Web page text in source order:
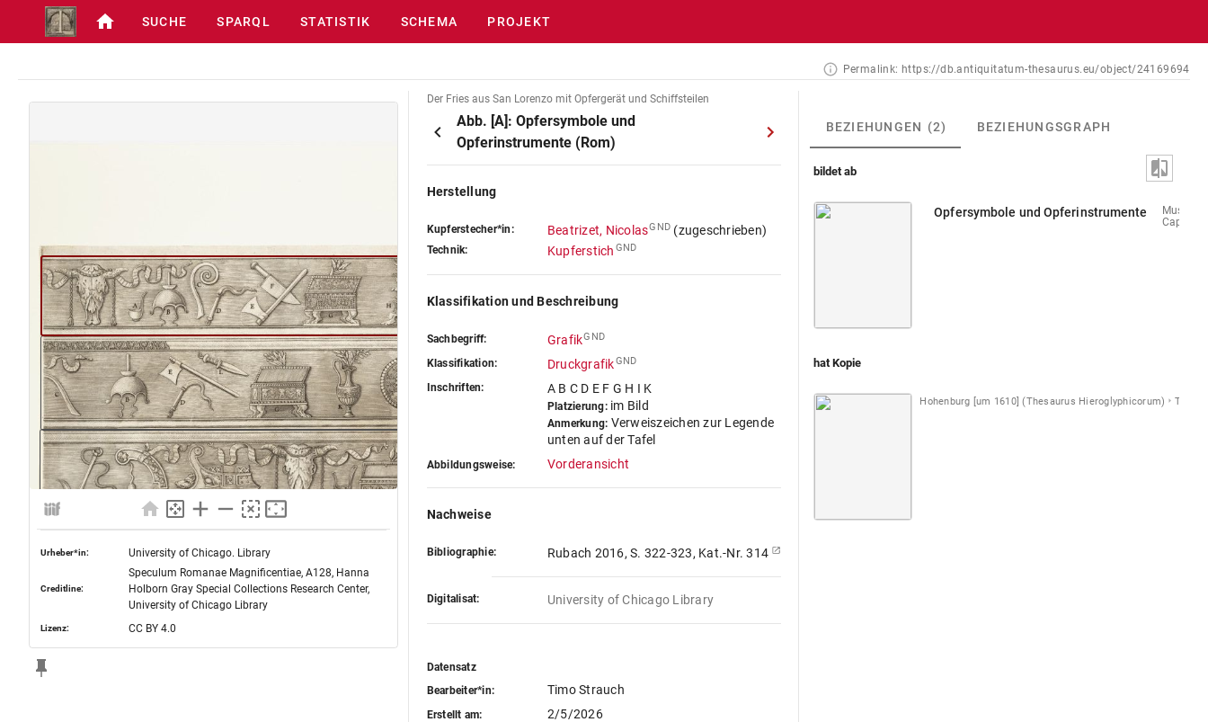
SUCHE SPARQL STATISTIK SCHEMA PROJEKT
Permalink: https://db.antiquitatum-thesaurus.eu/object/24169694
Urheber*in: University of Chicago. Library
Creditline:
Speculum Romanae Magnificentiae, A128, Hanna
Holborn Gray Special Collections Research Center,
University of Chicago Library
Lizenz: CC BY 4.0
Der Fries aus San Lorenzo mit Opfergerät und Schiffsteilen
Abb. [A]: Opfersymbole und
Opferinstrumente (Rom)
Herstellung
Kupferstecher*in: Beatrizet, NicolasGND (zugeschrieben)
Technik: Kupferstich GND
Klassifikation und Beschreibung
Sachbegriff: GrafikGND
Klassifikation: DruckgrafikGND
Inschriften: A B C D E F G H I K
Platzierung:im Bild
Anmerkung: Verweiszeichen zur Legende
unten auf der Tafel
Abbildungsweise: Vorderansicht
Nachweise
Bibliographie: Rubach 2016, S. 322-323, Kat.-Nr. 314
Digitalisat: University of Chicago Library
Datensatz
Bearbeiter*in:
Timo Strauch
Erstellt am: 2/5/2026
BEZIEHUNGEN (2) BEZIEHUNGSGRAPH
bildet ab
Opfersymbole und Opferinstrumente
Musei
hat Kopie
Hohenburg [um 1610] (Thesaurus Hieroglyphicorum) Taf.